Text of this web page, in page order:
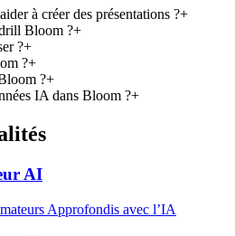
à créer des présentations ?+
Bloom ?+
?+
?+
?+
IA dans Bloom ?+
AI
Approfondis avec l’IA